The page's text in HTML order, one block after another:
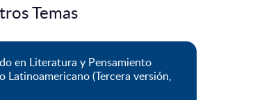
Temas
en Literatura y Pensamiento
Latinoamericano (Tercera versión,